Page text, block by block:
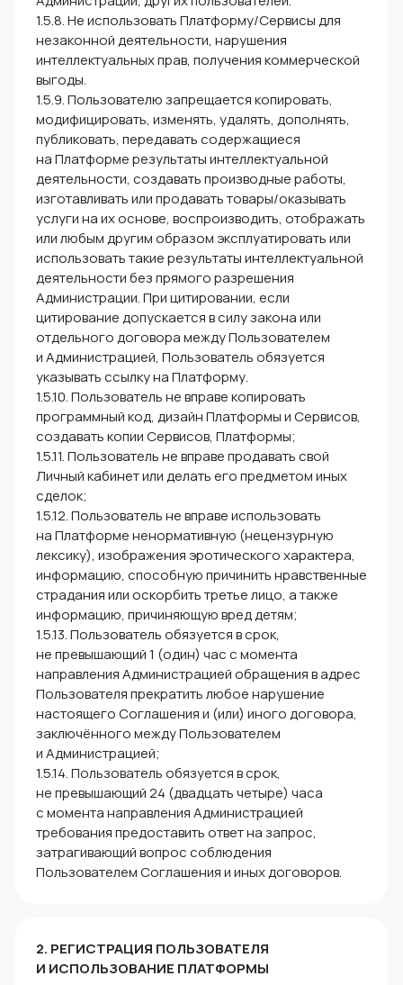
1.5.8. Не использовать Платформу/Сервисы для
незаконной деятельности, нарушения
интеллектуальных прав, получения коммерческой
выгоды.
1.5.9. Пользователю запрещается копировать,
модифицировать, изменять, удалять, дополнять,
публиковать, передавать содержащиеся
на Платформе результаты интеллектуальной
деятельности, создавать производные работы,
изготавливать или продавать товары/оказывать
услуги на их основе, воспроизводить, отображать
или любым другим образом эксплуатировать или
использовать такие результаты интеллектуальной
деятельности без прямого разрешения
Администрации. При цитировании, если
цитирование допускается в силу закона или
отдельного договора между Пользователем
и Администрацией, Пользователь обязуется
указывать ссылку на Платформу.
1.5.10. Пользователь не вправе копировать
программный код, дизайн Платформы и Сервисов,
создавать копии Сервисов, Платформы;
1.5.11. Пользователь не вправе продавать свой
Личный кабинет или делать его предметом иных
сделок;
1.5.12. Пользователь не вправе использовать
на Платформе ненормативную (нецензурную
лексику), изображения эротического характера,
информацию, способную причинить нравственные
страдания или оскорбить третье лицо, а также
информацию, причиняющую вред детям;
1.5.13. Пользователь обязуется в срок,
не превышающий 1 (один) час с момента
направления Администрацией обращения в адрес
Пользователя прекратить любое нарушение
настоящего Соглашения и (или) иного договора,
заключённого между Пользователем
и Администрацией;
1.5.14. Пользователь обязуется в срок,
не превышающий 24 (двадцать четыре) часа
с момента направления Администрацией
требования предоставить ответ на запрос,
затрагивающий вопрос соблюдения
Пользователем Соглашения и иных договоров.
2. РЕГИСТРАЦИЯ ПОЛЬЗОВАТЕЛЯ
И ИСПОЛЬЗОВАНИЕ ПЛАТФОРМЫ